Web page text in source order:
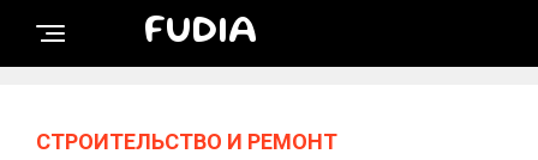
FUDIA
СТРОИТЕЛЬСТВО И РЕМОНТ